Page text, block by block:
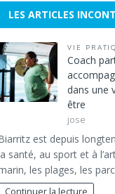
LES ARTICLES
VIE
Coach
dans une
être
jose
est depuis
santé, au sport et à
les plages, les